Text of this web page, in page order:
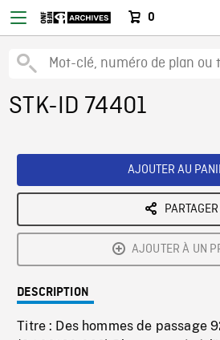
0
STK-ID 74401
AJOUTER AU
PARTAGER
AJOUTER À UN
DESCRIPTION
Titre : Des hommes de passage